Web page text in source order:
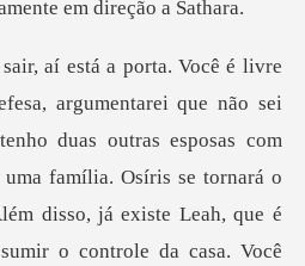
em
duas outras esposas com
família. Osíris se tornará o